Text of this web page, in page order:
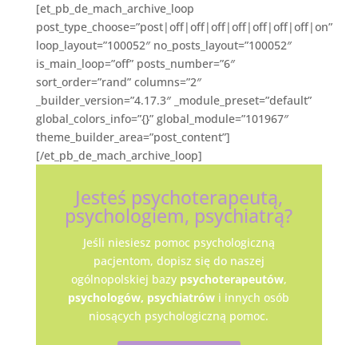
[et_pb_de_mach_archive_loop
post_type_choose=”post|off|off|off|off|off|off|off|on”
loop_layout=”100052″ no_posts_layout=”100052″
is_main_loop=”off” posts_number=”6″
sort_order=”rand” columns=”2″
_builder_version=”4.17.3″ _module_preset=”default”
global_colors_info=”{}” global_module=”101967″
theme_builder_area=”post_content”]
[/et_pb_de_mach_archive_loop]
Jesteś psychoterapeutą,
psychologiem, psychiatrą?
Jeśli niesiesz pomoc psychologiczną
pacjentom, dopisz się do naszej
ogólnopolskiej bazy psychoterapeutów,
psychologów, psychiatrów i innych osób
niosących psychologiczną pomoc.